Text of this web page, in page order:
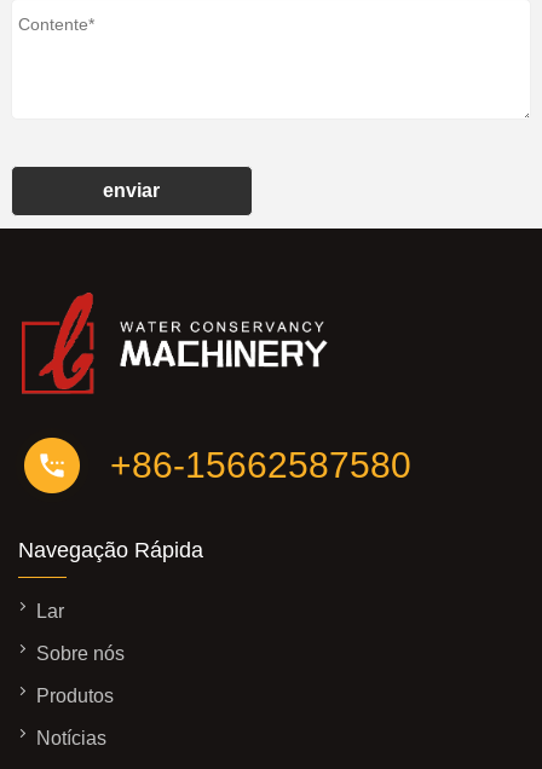
enviar
+86-15662587580
Navegação Rápida
Lar
Sobre nós
Produtos
Notícias